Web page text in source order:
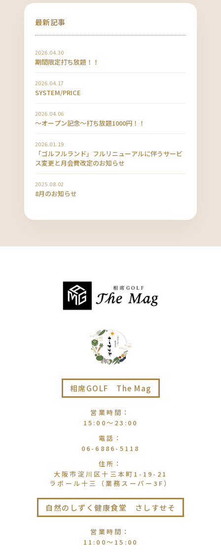
最新記事
2026.04.30
期間限定打ち放題！！
2026.04.17
SYSTEM/PRICE
2026.04.06
〜オープン記念〜打ち放題1000円！！
2026.01.19
「ゴルフルランド」フルリニューアルに伴うサービ
ス変更と月会費改定のお知らせ
2025.08.02
8月のお知らせ
相席GOLF The Mag
営業時間 ：
15:00〜23:00
電話 ：
06-6886-5118
住所 ：
大阪市淀川区十三本町1-19-21
ラポール十三（業務スーパー3F）
自然のしずく健康食堂 さしすせそ
営業時間 ：
11:00〜15:00